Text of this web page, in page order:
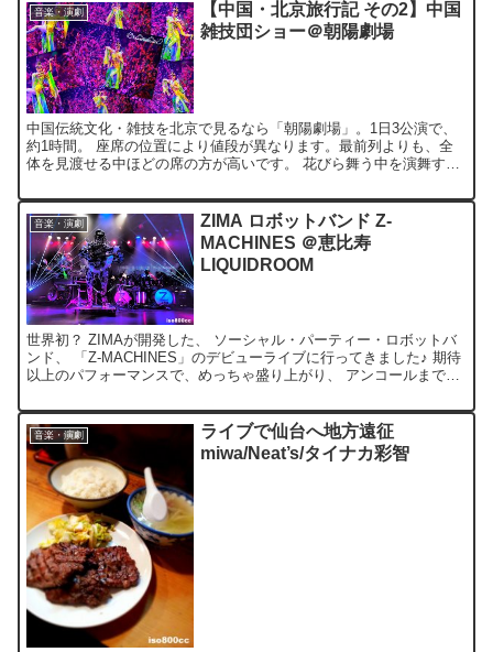
音楽・演劇
【中国・北京旅行記 その2】中国
雑技団ショー＠朝陽劇場
中国伝統文化・雑技を北京で見るなら「朝陽劇場」。1日3公演で、
約1時間。 座席の位置により値段が異なります。最前列よりも、全
体を見渡せる中ほどの席の方が高いです。 花びら舞う中を演舞する
音楽・演劇
ZIMA ロボットバンド Z-
MACHINES ＠恵比寿
LIQUIDROOM
世界初？ ZIMAが開発した、 ソーシャル・パーティー・ロボットバ
ンド、 「Z-MACHINES」のデビューライブに行ってきました♪ 期待
以上のパフォーマンスで、めっちゃ盛り上がり、 アンコールまで飛
音楽・演劇
ライブで仙台へ地方遠征
miwa/Neat’s/タイナカ彩智